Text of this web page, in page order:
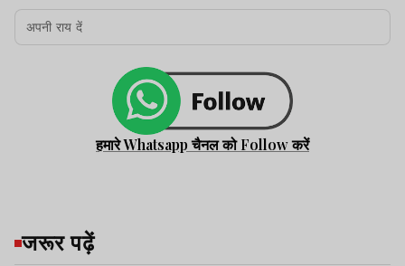
हमारे Whatsapp चैनल को Follow करें
जरूर पढ़ें